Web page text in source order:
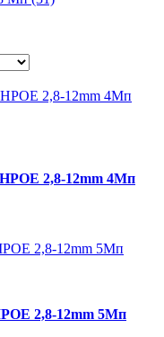
2,8-12mm 4Мп
2,8-12mm 5Мп